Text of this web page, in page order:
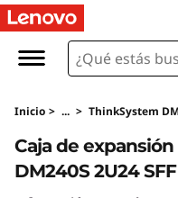
C
a
d
Inicio > ... > ThinkSystem
Caja de
DM240S 2U24